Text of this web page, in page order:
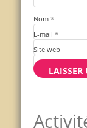
Nom *
E-mail *
Site web